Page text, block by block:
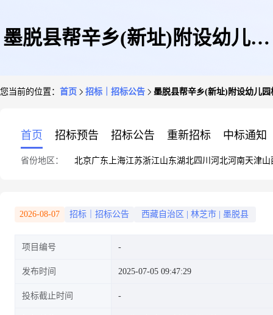
墨脱县帮辛乡(新址)附设幼儿园
您当前的位置： 首页 招标｜招标公告 墨脱县帮辛乡(新址)附设幼儿
首页 招标预告 招标公告 重新招标 中标通知
省份地区： 北京广东 上海江苏浙江山东湖北四川 河北河南天津山
2026-08-07 招标｜招标公告 西藏自治区 林芝市 墨脱县
项目编号
发布时间 2025-07-05 09:47:29
投标截止时间